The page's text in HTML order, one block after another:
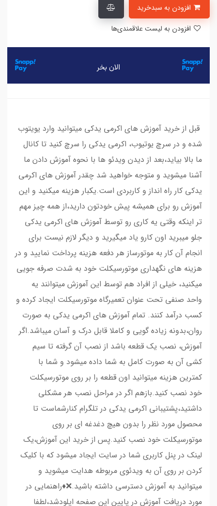
قبل از خرید آموزش های اکرمی یدکی میتوانید وارد یویتوب
شده و در سرچ یوتیوب، اکرمی یدکی را سرچ کنید تا کانال
ما بالا بیاید،بعد از دیدن ویدئو ها با نحوه آموزش دادن ما
آشنا میشوید و متوجه خواهید شد چقدر آموزش های اکرمی
یدکی کار راه انداز و کاربردی است.یکبار هزینه میکنید و این
آموزش رو برای همیشه پیش خودتون دارید،از همه چیز مهم
تر اینکه وقتی یه کاری رو توسط آموزش های اکرمی یدکی
جلو میبرید اون کارو یاد میگیرید و دیگر لازم نیست برای
انجام آن کار به موتورساز هر دفعه هزینه پرداخت نمایید و در
هزینه های نگهداری موتورسیکلت خود به شدت صرفه جویی
میکنید، خیلی از افراد هم توسط این آموزش میتوانند یه
واحد صنفی تحت عنوان تعمیرگاه موتورسیکلت ایجاد کرده و
کسب درآمد کنند. تمام آموزش های اکرمی یدکی به صورت
روان،بدونه زیاده گویی و کاملا قابل درک و آسان میباشد.اگر
آموزش، نصب یک قطعه باشد از نصب آن گرفته تا سیم
کشی آن به صورت کامل به شما داده میشود و شما با
کمترین هزینه میتوانید اون قطعه را بر روی موتورسیکلت
خود نصب کنید.بازهم اگر در مراحل نصب هر مشکلی
داشتید،پشتیبانی اکرمی یدکی در تلگرام کنارشماست تا
محصول مورد نظر را بدون هیچ دغدغه ای بر روی
موتورسیکلت خود نصب کنید.پس از خرید این آموزش،یک
لینک در پنل کاربری شما در سایت ایجاد میشود که با کلیک
کردن بر روی آن به ویدئوی مربوطه هدایت میشوید و
میتوانید به آموزش دسترسی داشته باشید.❌♦️راهنمایی در
مورد دریافت آموزش در پایین این صفحه اپلودشد،لطفا